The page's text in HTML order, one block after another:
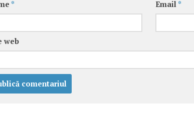
* Email *
web